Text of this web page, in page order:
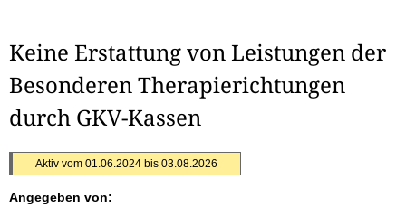
Keine Erstattung von Leistungen der
Besonderen Therapierichtungen
durch GKV-Kassen
Aktiv vom 01.06.2024 bis 03.08.2026
Angegeben von: